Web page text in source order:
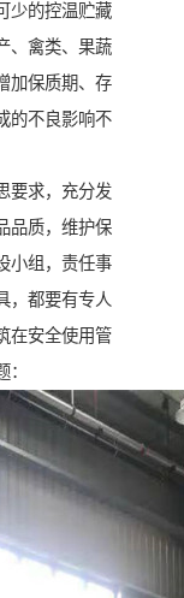
的控温贮藏
、禽类、果蔬
加保质期、存
的不良影响不
求，充分发
品质，维护保
小组，责任事
，都要有专人
在安全使用管